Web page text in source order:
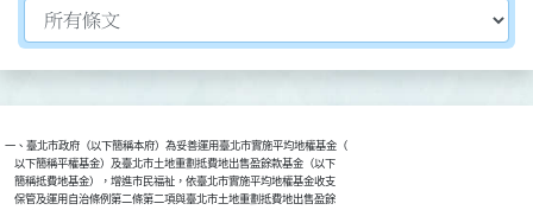
切換選擇法規資訊內容
一、臺北市政府（以下簡稱本府）為妥善運用臺北市實施平均地權基金（
    以下簡稱平權基金）及臺北市土地重劃抵費地出售盈餘款基金（以下
    簡稱抵費地基金），增進市民福祉，依臺北市實施平均地權基金收支
    保管及運用自治條例第二條第二項與臺北市土地重劃抵費地出售盈餘